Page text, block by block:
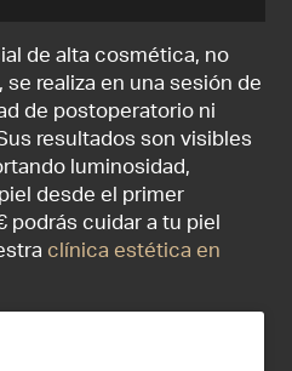
de alta cosmética, no
realiza en una sesión de
de postoperatorio ni
resultados son visibles
luminosidad,
desde el primer
podrás cuidar a tu piel
clínica estética en